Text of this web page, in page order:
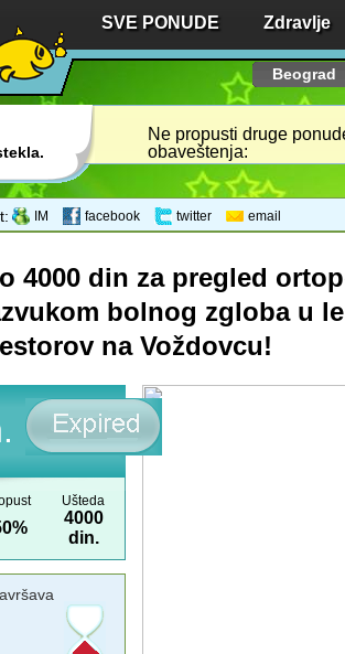
Beograd
SVE PONUDE Zdravlje
Ne propusti druge
obaveštenja:
IM facebook twitter email
4000 din za pregled
bolnog zgloba u
na Voždovcu!
Ušteda
4000
din.